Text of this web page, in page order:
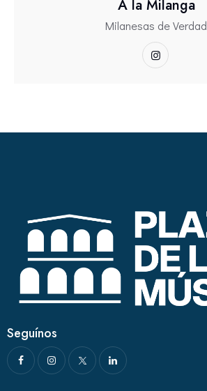
A la Milanga
Milanesas de Verdad
Seguínos